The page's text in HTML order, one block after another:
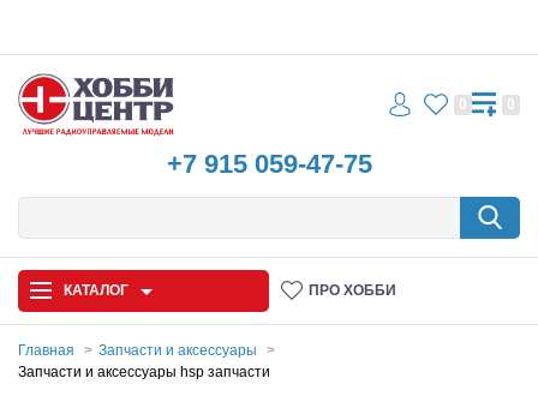
+7 915 059-47-75
0 0
КАТАЛОГ ПРО ХОББИ
Главная
Запчасти и аксессуары
Запчасти и аксессуары hsp запчасти